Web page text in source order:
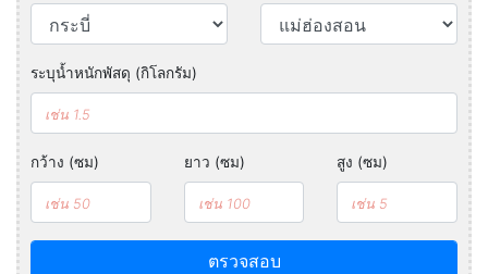
ระบุน้ำหนักพัสดุ (กิโลกรัม)
กว้าง (ซม) ยาว (ซม) สูง (ซม)
ตรวจสอบ